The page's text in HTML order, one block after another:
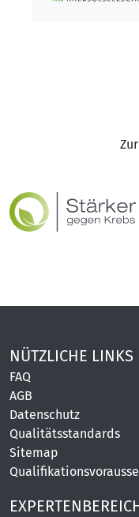
NÜTZLICHE LINKS
FAQ
AGB
Datenschutz
Qualitätsstandards
Sitemap